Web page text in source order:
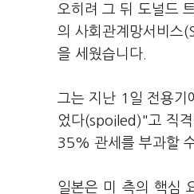
오히려 그 뒤 도널드
의 사회관계망서비스
을 세웠습니다.
그는 지난 1일 전용기
었다(spoiled)"고 직
35% 관세를 부과할
일본은 미 측의 핵심